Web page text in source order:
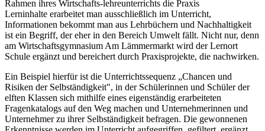
Rahmen ihres Wirtschafts-lehreunterrichts die Praxis
Lerninhalte erarbeitet man ausschließlich im Unterricht,
Informationen bekommt man aus Lehrbüchern und Nachhaltigkeit
ist ein Begriff, der eher in den Bereich Umwelt fällt. Nicht nur, denn
am Wirtschaftsgymnasium Am Lämmermarkt wird der Lernort
Schule ergänzt und bereichert durch Praxisprojekte, die nachwirken.
Ein Beispiel hierfür ist die Unterrichtssequenz „Chancen und
Risiken der Selbständigkeit", in der Schülerinnen und Schüler der
elften Klassen sich mithilfe eines eigenständig erarbeiteten
Fragenkatalogs auf den Weg machen und Unternehmerinnen und
Unternehmer zu ihrer Selbständigkeit befragen. Die gewonnenen